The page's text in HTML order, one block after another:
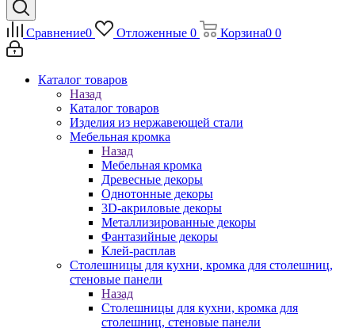
Сравнение0 Отложенные 0 Корзина0 0
Каталог товаров
Назад
Каталог товаров
Изделия из нержавеющей стали
Мебельная кромка
Назад
Мебельная кромка
Древесные декоры
Однотонные декоры
3D-акриловые декоры
Металлизированные декоры
Фантазийные декоры
Клей-расплав
Столешницы для кухни, кромка для столешниц,
стеновые панели
Назад
Столешницы для кухни, кромка для
столешниц, стеновые панели